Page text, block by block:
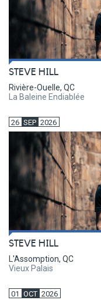
STEVE HILL
Rivière-Ouelle, QC
La Baleine Endiablée
26 SEP 2026
STEVE HILL
L'Assomption, QC
Vieux Palais
01 OCT 2026